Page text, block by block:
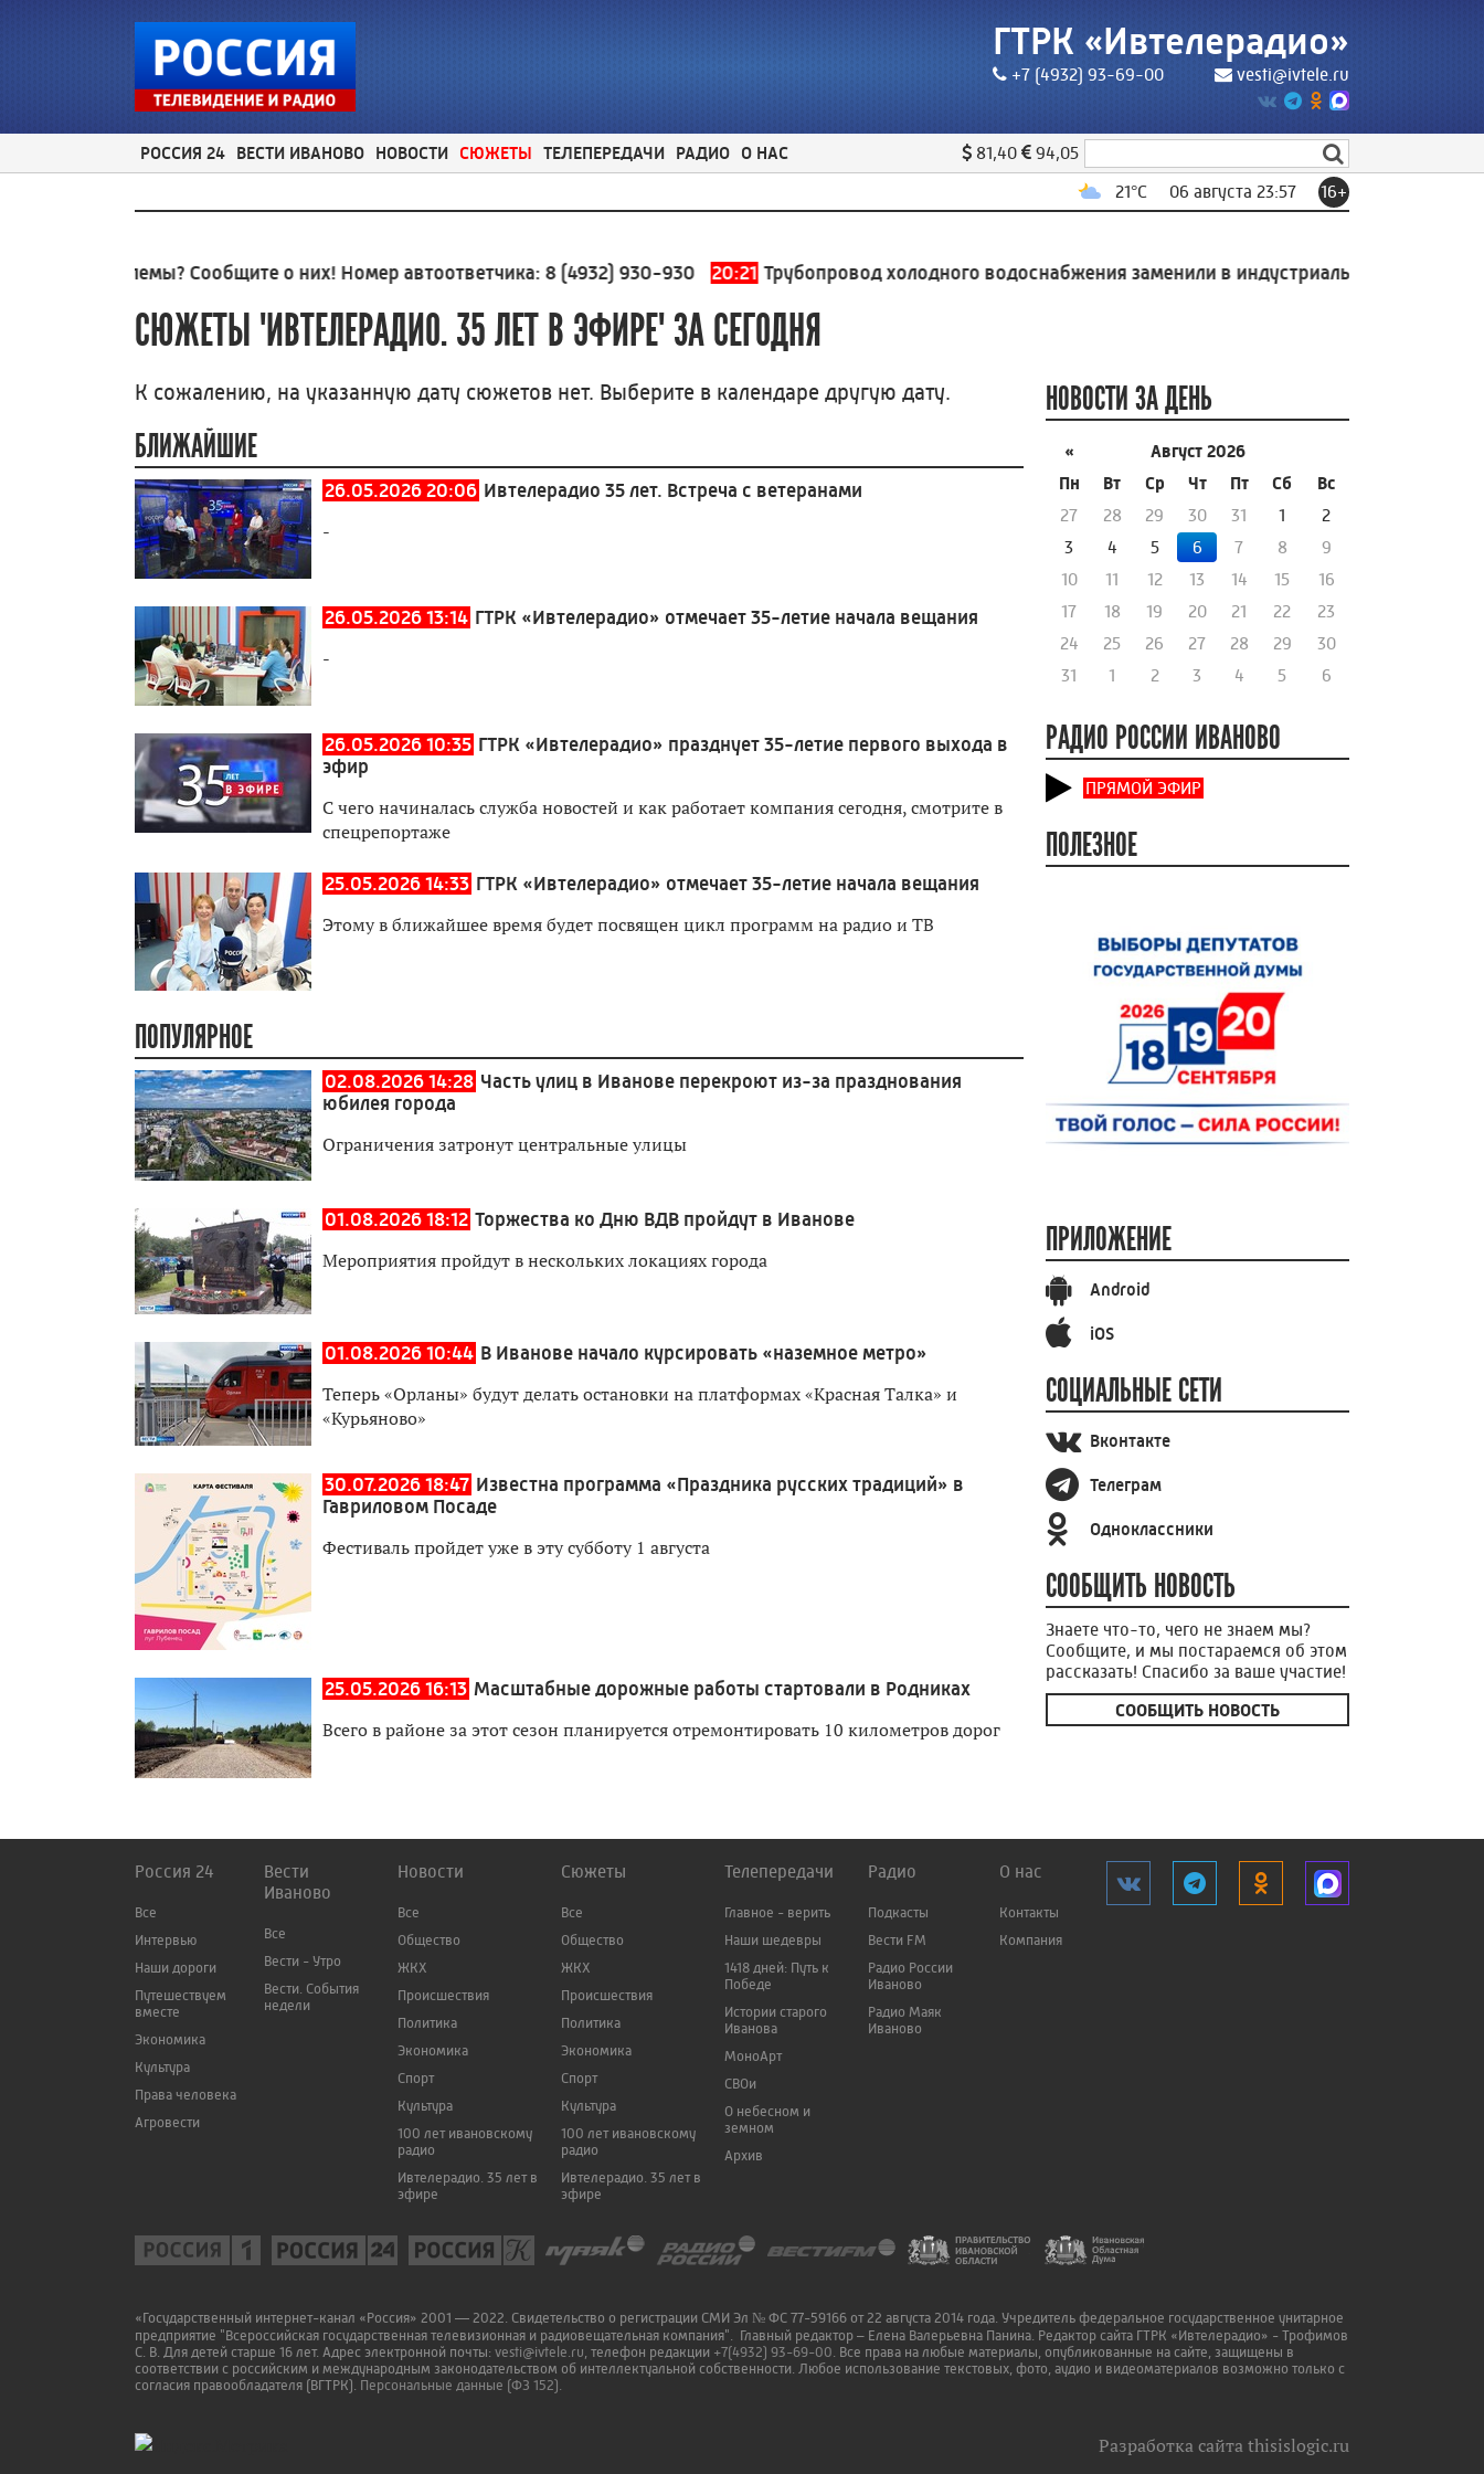
ГТРК «Ивтелерадио»
+7 (4932) 93-69-00 vesti@ivtele.ru
РОССИЯ 24 ВЕСТИ ИВАНОВО НОВОСТИ СЮЖЕТЫ ТЕЛЕПЕРЕДАЧИ РАДИО О НАС 81,40
94,05
21°C 06 августа 23:57 16+
проблемы? Сообщите о них! Номер автоответчика:8 (4932) 930-930 20:21 Трубопровод холодного водоснабжения заменили в индустриальном парке Родники
СЮЖЕТЫ "ИВТЕЛЕРАДИО. 35 ЛЕТ В ЭФИРЕ"ЗА СЕГОДНЯ
К сожалению, на указанную дату сюжетов нет. Выберите в календаре другую дату.
БЛИЖАЙШИЕ
26.05.2026 20:06 Ивтелерадио 35 лет. Встреча с ветеранами
-
26.05.2026 13:14 ГТРК «Ивтелерадио» отмечает 35-летие начала вещания
-
26.05.2026 10:35 ГТРК «Ивтелерадио» празднует 35-летие первого выхода в
эфир
С чего начиналась служба новостей и как работает компания сегодня, смотрите в
спецрепортаже
25.05.2026 14:33 ГТРК «Ивтелерадио» отмечает 35-летие начала вещания
Этому в ближайшее время будет посвящен цикл программ на радио и ТВ
ПОПУЛЯРНОЕ
02.08.2026 14:28 Часть улиц в Иванове перекроют из-за празднования
юбилея города
Ограничения затронут центральные улицы
01.08.2026 18:12 Торжества ко Дню ВДВ пройдут в Иванове
Мероприятия пройдут в нескольких локациях города
01.08.2026 10:44 В Иванове начало курсировать «наземное метро»
Теперь «Орланы» будут делать остановки на платформах «Красная Талка» и
«Курьяново»
30.07.2026 18:47 Известна программа «Праздника русских традиций» в
Гавриловом Посаде
Фестиваль пройдет уже в эту субботу 1 августа
25.05.2026 16:13 Масштабные дорожные работы стартовали в Родниках
Всего в районе за этот сезон планируется отремонтировать 10 километров дорог
НОВОСТИ ЗА ДЕНЬ
«
Август 2026
Пн
Вт Ср Чт Пт Сб
Вс
27
28 29 30 31 1
2
3
4 5 6 7 8
9
10
11 12 13 14 15
16
17
18 19 20 21 22
23
24
25 26 27 28 29
30
31
1 2 3 4 5 6
РАДИО РОССИИ ИВАНОВО
ПРЯМОЙ ЭФИР
ПОЛЕЗНОЕ
ПРИЛОЖЕНИЕ
Android
iOS
СОЦИАЛЬНЫЕ СЕТИ
Вконтакте
Телеграм
Одноклассники
СООБЩИТЬ НОВОСТЬ
Знаете что-то, чего не знаем мы?
Сообщите, и мы постараемся об этом
рассказать! Спасибо за ваше участие!
СООБЩИТЬ НОВОСТЬ
Россия 24
Все
Интервью
Наши дороги
Путешествуем
вместе
Экономика
Культура
Права человека
Агровести
Вести
Иваново
Все
Вести - Утро
Вести. События
недели
Новости
Все
Общество
ЖКХ
Происшествия
Политика
Экономика
Спорт
Культура
100 лет ивановскому
радио
Ивтелерадио. 35 лет в
эфире
Сюжеты
Все
Общество
ЖКХ
Происшествия
Политика
Экономика
Спорт
Культура
100 лет ивановскому
радио
Ивтелерадио. 35 лет в
эфире
Телепередачи
Главное - верить
Наши шедевры
1418 дней: Путь к
Победе
Истории старого
Иванова
МоноАрт
СВОи
О небесном и
земном
Архив
Радио
Подкасты
Вести FM
Радио России
Иваново
Радио Маяк
Иваново
О нас
Контакты
Компания
«Государственный интернет-канал «Россия» 2001 — 2022. Свидетельство о регистрации СМИ Эл № ФС 77-59166 от 22 августа 2014 года. Учредитель федеральное государственное унитарное
предприятие "Всероссийская государственная телевизионная и радиовещательная компания". Главный редактор – Елена Валерьевна Панина. Редактор сайта ГТРК «Ивтелерадио» - Трофимов
С. В. Для детей старше 16 лет. Адрес электронной почты: vesti@ivtele.ru, телефон редакции +7(4932) 93-69-00. Все права на любые материалы, опубликованные на сайте, защищены в
соответствии с российским и международным законодательством об интеллектуальной собственности. Любое использование текстовых, фото, аудио и видеоматериалов возможно только с
согласия правообладателя (ВГТРК). Персональные данные (ФЗ 152).
Разработка сайтаthisislogic.ru